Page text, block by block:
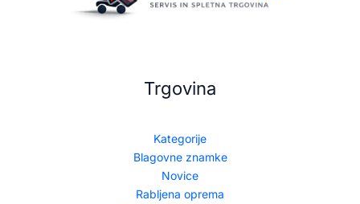
Trgovina
Kategorije
Blagovne znamke
Novice
Rabljena oprema